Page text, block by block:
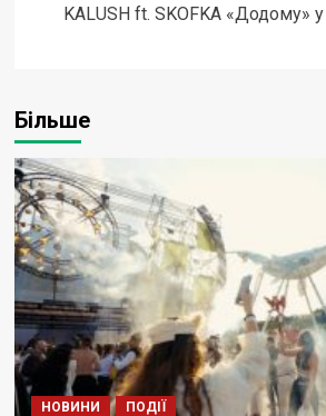
KALUSH ft. SKOFKA «Додому»
Більше
НОВИНИ ПОДІЇ